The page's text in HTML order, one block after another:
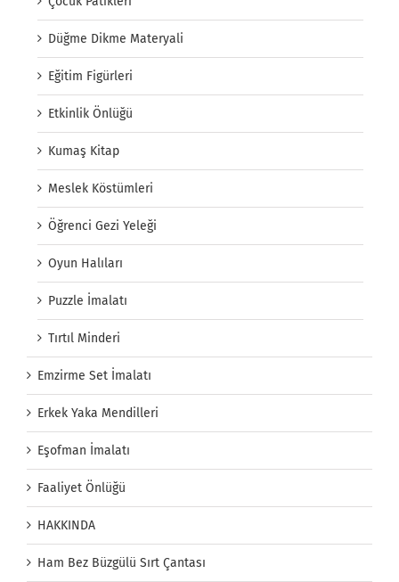
Düğme Dikme Materyali
Eğitim Figürleri
Etkinlik Önlüğü
Kumaş Kitap
Meslek Köstümleri
Öğrenci Gezi Yeleği
Oyun Halıları
Puzzle İmalatı
Tırtıl Minderi
Emzirme Set İmalatı
Erkek Yaka Mendilleri
Eşofman İmalatı
Faaliyet Önlüğü
HAKKINDA
Ham Bez Büzgülü Sırt Çantası